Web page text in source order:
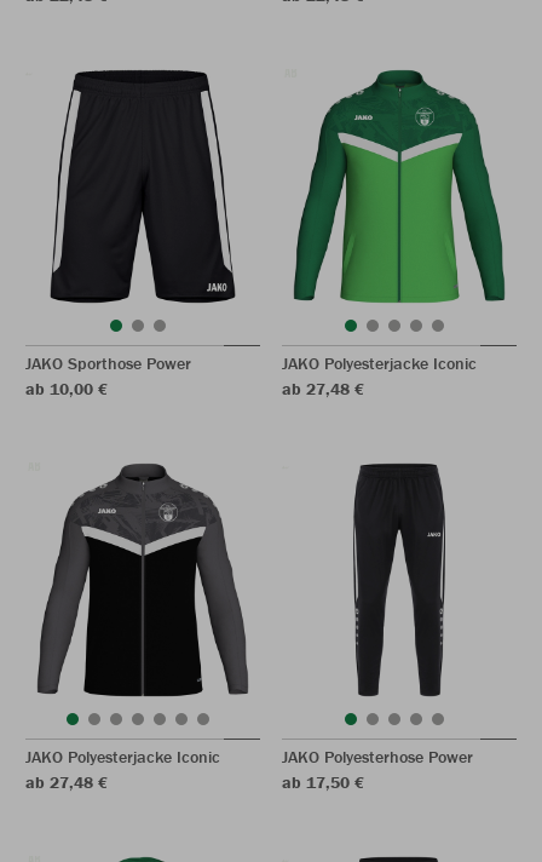
JAKO Sporthose Power
ab 10,00 €
JAKO Polyesterjacke Iconic
ab 27,48 €
JAKO Polyesterjacke Iconic
ab 27,48 €
JAKO Polyesterhose Power
ab 17,50 €